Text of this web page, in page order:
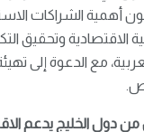
أهمية الشراكات
الاقتصادية وتحقيق
مع الدعوة إلى
من دول الخليج يدعم